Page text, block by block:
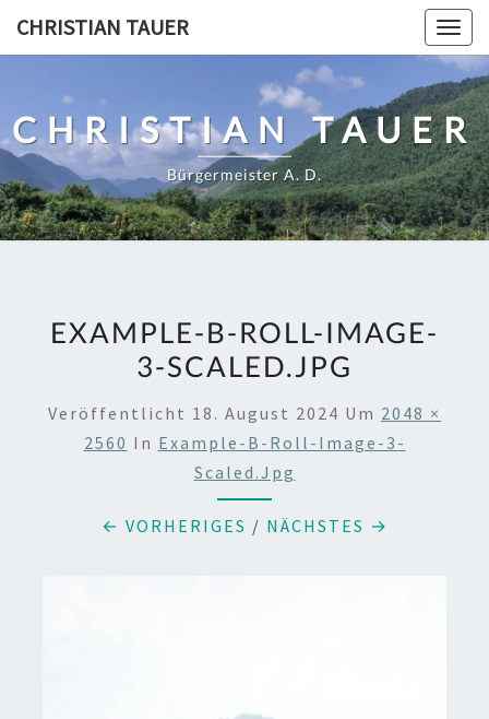
CHRISTIAN TAUER
CHRISTIAN TAUER
Bürgermeister A. D.
EXAMPLE-B-ROLL-IMAGE-
3-SCALED.JPG
Veröffentlicht 18. August 2024 Um 2048 ×
2560 In Example-B-Roll-Image-3-
Scaled.jpg
← VORHERIGES / NÄCHSTES →